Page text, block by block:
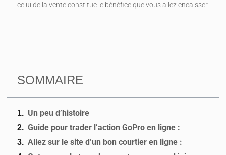
celui de la vente constitue le bénéfice que vous allez encaisser.
SOMMAIRE
Un peu d’histoire
Guide pour trader l’action GoPro en ligne :
Allez sur le site d’un bon courtier en ligne :